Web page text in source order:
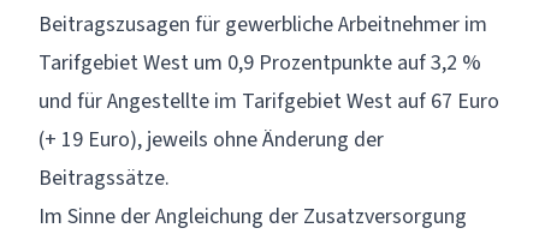
Beitragszusagen für gewerbliche Arbeitnehmer im
Tarifgebiet West um 0,9 Prozentpunkte auf 3,2 %
und für Angestellte im Tarifgebiet West auf 67 Euro
(+ 19 Euro), jeweils ohne Änderung der
Beitragssätze.
Im Sinne der Angleichung der Zusatzversorgung